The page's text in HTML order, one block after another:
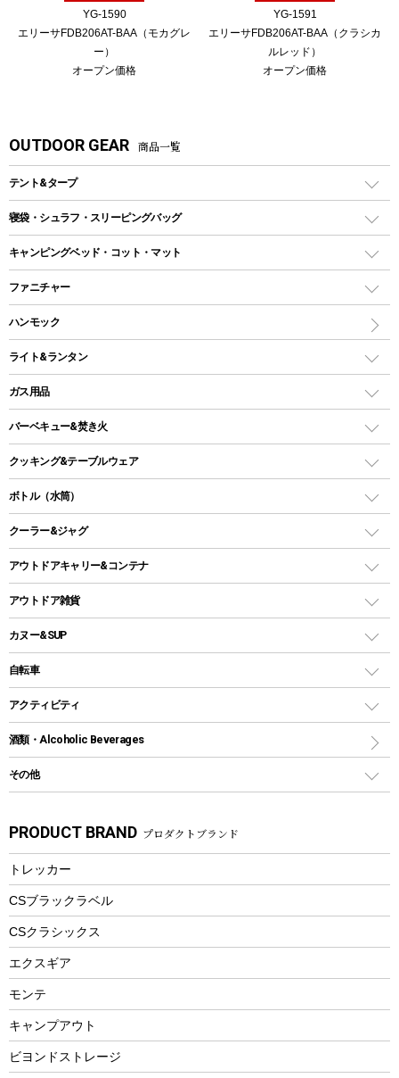
YG-1590
エリーサFDB206AT-BAA（モカグレ
ー）
オープン価格
YG-1591
エリーサFDB206AT-BAA（クラシカ
ルレッド）
オープン価格
OUTDOOR GEAR 商品一覧
テント&タープ
テント
ツールームテント
ワンポールテント
シェルターテント
ロッジ型・オリジナルテント
タープ
スクエアタープ（レクタタープ）
メッシュタープ
自立式タープ
パラソル
テントアクセサリー
ペグ
グランドシート
ガイドロープ
ツール
寝袋・シュラフ・スリーピングバッグ
レクタングラー型（封筒型）シュラフ
インナーシュラフ
キャンピングベッド・コット・マット
キャンピングベッド・コット
インフレータブルマット
ファニチャー
アウトドアテーブル
レジャーシート
ハンモック
ライト&ランタン
LEDランタン
ガスランタン
オイルランタン
LEDライト
ヘッドライト
キャンドル
ガス用品
ガスバーナー
ガス缶
ガストーチ、ライター
バーベキュー&焚き火
バーベキューコンロ、グリル
焚き火台タイプ（ロースタイル）グリル
卓上タイプグリル
パーティータイプグリル
鉄板、アミ
焚き火台&ストーブ
火起こし
バーベキューツール
クッキング&テーブルウェア
ダッチオーブン
ホットサンドメーカー
クッカーセット
シェラカップ
クッキングツール
ナイフ
カトラリー
マグカップ、カップ
ステンレスボトル
フードボトル
トレー
ランチョンマット
ランチボックス
ボトル（水筒）
ステンレスボトル
コップ付きタイプ
ワンタッチタイプ
プラスチックボトル
ディズニーボトル
クーラー&ジャグ
クーラーボックス
クーラーバッグ
ウォータージャグ
保冷剤
アウトドアキャリー&コンテナ
アウトドアキャリー
アウトドア雑貨
バックパック&バッグ
リュック、バックパック
トートバッグ、サコッシュ
ショッピングキャリー
その他アウトドア雑貨
スプレー関係
ツール、他
カヌー&SUP
インフレータブル
カヤック
パドル
ヘルメット
エアーポンプ
アクセサリー
自転車
折りたたみ自転車
スポーツサイクル
シティサイクル
自転車ウェア
アクティビティ
マリン
ラッシュガード
パラソル
フローティングベスト
ヘルメット
エアーポンプ
ビーチテント
ウィンター
スノーシュー
防寒ウェア
酒類・Alcoholic Beverages
その他
湯たんぽ
防災用品
PRODUCT BRAND プロダクトブランド
トレッカー
CSブラックラベル
CSクラシックス
エクスギア
モンテ
キャンプアウト
ビヨンドストレージ